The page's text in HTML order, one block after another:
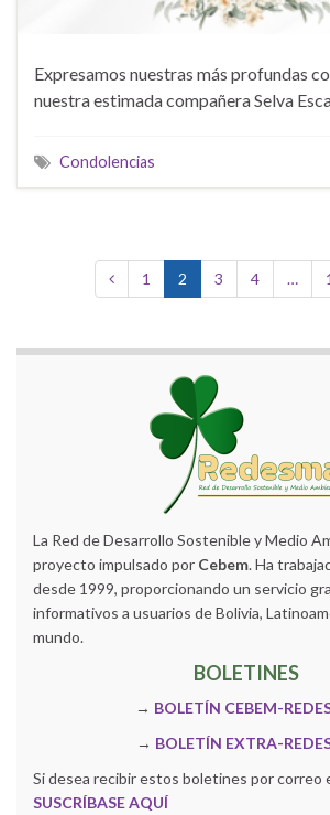
Expresamos nuestras más profundas
nuestra estimada compañera Selva
Condolencias
1 2 3 4 …
La Red de Desarrollo Sostenible y Medio
proyecto impulsado por Cebem. Ha
desde 1999, proporcionando un servicio
informativos a usuarios de Bolivia,
mundo.
BOLETINES
→ BOLETÍN CEBEM-
→ BOLETÍN EXTRA-
Si desea recibir estos boletines por correo
SUSCRÍBASE AQUÍ